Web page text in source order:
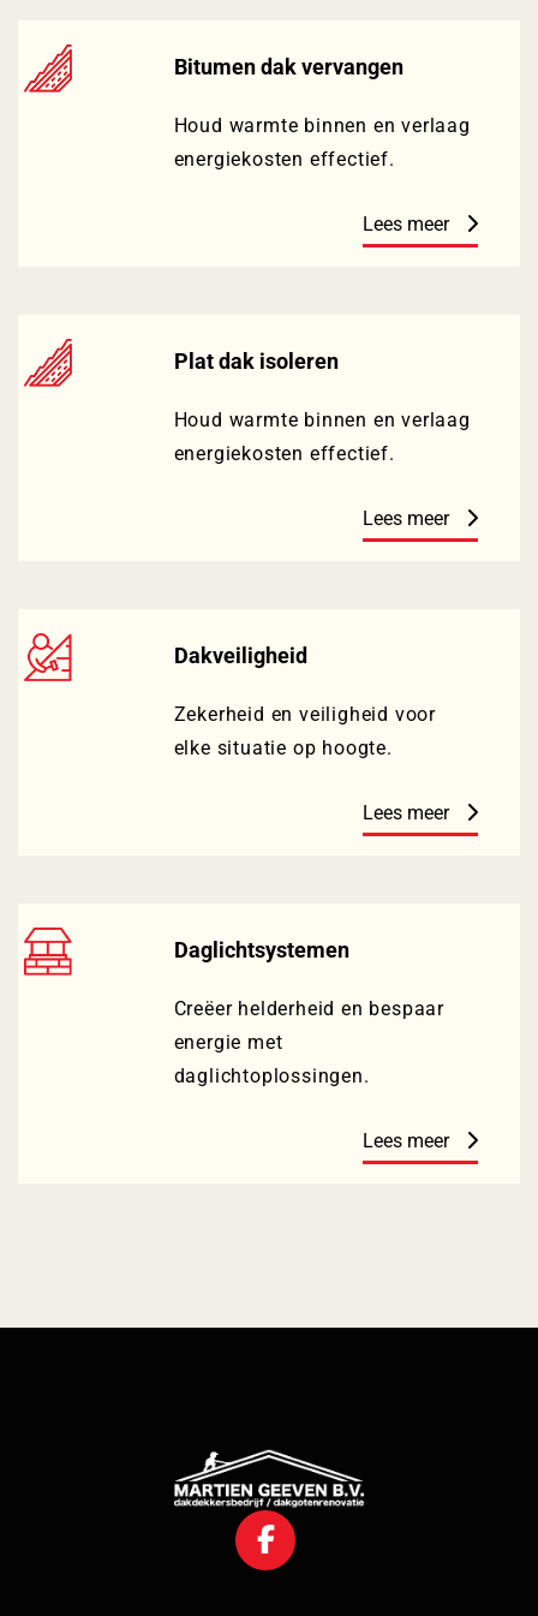
Bitumen dak vervangen
Houd warmte binnen en verlaag
energiekosten effectief.
Lees meer
Plat dak isoleren
Houd warmte binnen en verlaag
energiekosten effectief.
Lees meer
Dakveiligheid
Zekerheid en veiligheid voor
elke situatie op hoogte.
Lees meer
Daglichtsystemen
Creëer helderheid en bespaar
energie met
daglichtoplossingen.
Lees meer